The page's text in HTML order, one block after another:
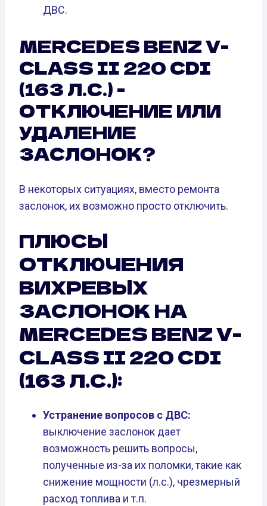
ДВС.
MERCEDES BENZ V-
CLASS II 220 CDI
(163 Л.С.) -
ОТКЛЮЧЕНИЕ ИЛИ
УДАЛЕНИЕ
ЗАСЛОНОК?
В некоторых ситуациях, вместо ремонта
заслонок, их возможно просто отключить.
ПЛЮСЫ
ОТКЛЮЧЕНИЯ
ВИХРЕВЫХ
ЗАСЛОНОК НА
MERCEDES BENZ V-
CLASS II 220 CDI
(163 Л.С.):
Устранение вопросов с ДВС:
выключение заслонок дает
возможность решить вопросы,
полученные из-за их поломки, такие как
снижение мощности (л.с.), чрезмерный
расход топлива и т.п.